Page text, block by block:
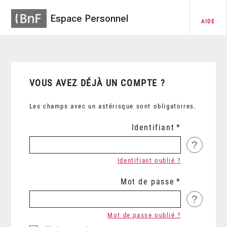
Espace Personnel AIDE
VOUS AVEZ DÉJÀ UN COMPTE ?
Les champs avec un astérisque sont obligatoires.
Identifiant
?
Identifiant oublié ?
Mot de passe
?
Mot de passe oublié ?